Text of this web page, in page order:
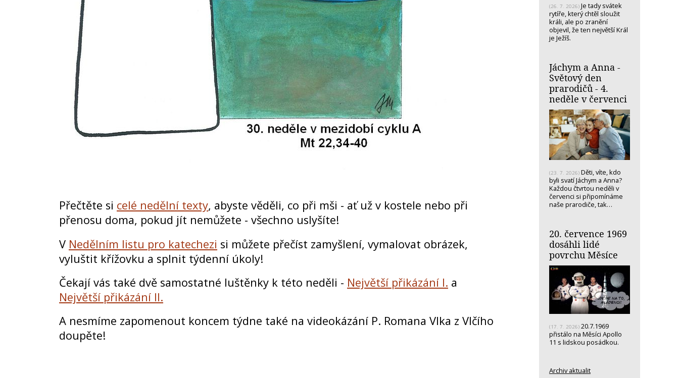
Přečtěte si celé nedělní texty, abyste věděli, co při mši - ať už v kostele nebo při
přenosu doma, pokud jít nemůžete - všechno uslyšíte!
V Nedělním listu pro katechezi si můžete přečíst zamyšlení, vymalovat obrázek,
vyluštit křížovku a splnit týdenní úkoly!
Čekají vás také dvě samostatné luštěnky k této neděli - Největší přikázání I. a
Největší přikázání II.
A nesmíme zapomenout koncem týdne také na videokázání P. Romana Vlka z Vlčího
doupěte!
(26. 7. 2026) Je tady svátek
rytíře, který chtěl sloužit
králi, ale po zranění
objevil, že ten největší Král
je Ježíš.
Jáchym a Anna -
Světový den
prarodičů - 4.
neděle v červenci
(23. 7. 2026) Děti, víte, kdo
byli svatí Jáchym a Anna?
Každou čtvrtou neděli v
červenci si připomínáme
naše prarodiče, tak…
20. července 1969
dosáhli lidé
povrchu Měsíce
(17. 7. 2026) 20.7.1969
přistálo na Měsíci Apollo
11 s lidskou posádkou.
Archiv aktualit